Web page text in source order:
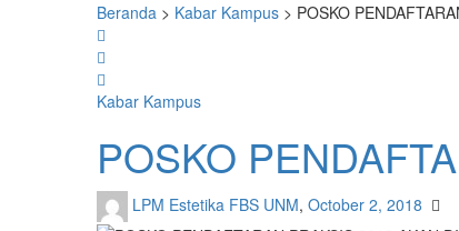
Beranda > Kabar Kampus > POSKO
Kabar Kampus
POSKO
LPM Estetika FBS UNM, October 2, 2018